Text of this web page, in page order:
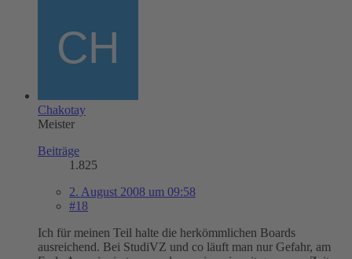
Chakotay
Meister
Beiträge
1.825
2. August 2008 um 09:58
#18
Ich für meinen Teil halte die herkömmlichen Boards
ausreichend. Bei StudiVZ und co läuft man nur Gefahr, am